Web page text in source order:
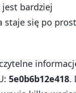
jest bardziej
staje się po
5e0b6b12e418.